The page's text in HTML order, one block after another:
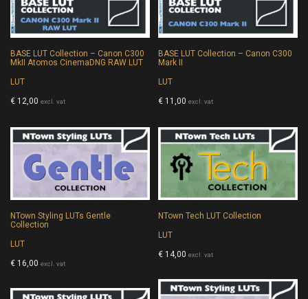
BASE LUT Collection – Canon C300
MkII Atomos CinemaDNG RAW LUT
LUT
€ 12,00 excl. vat
BASE LUT Collection – Canon C300
Mark II
LUT
€ 11,00 excl. vat
NTown Styling LUTs Gentle
Collection
LUT
€ 16,00 excl. vat
NTown Tech LUT Collection
LUT
€ 14,00 excl. vat